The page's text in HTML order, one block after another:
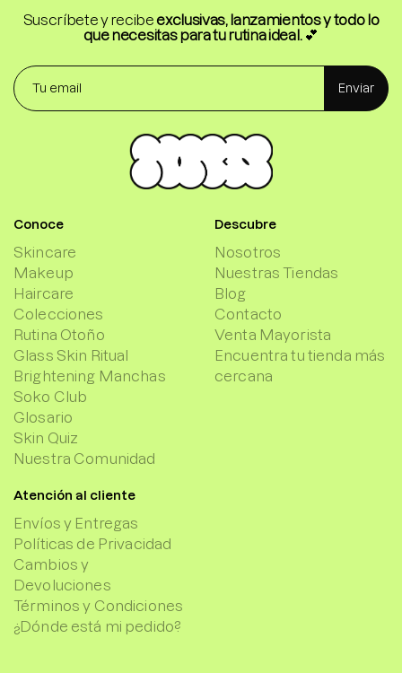
Suscríbete y recibeexclusivas, lanzamientos y todo lo
que necesitas para tu rutina ideal.💕
Enviar
Conoce
Skincare
Makeup
Haircare
Colecciones
Rutina Otoño
Glass Skin Ritual
Brightening Manchas
Soko Club
Glosario
Skin Quiz
Nuestra Comunidad
Descubre
Nosotros
Nuestras Tiendas
Blog
Contacto
Venta Mayorista
Encuentra tu tienda más
cercana
Atención al cliente
Envíos y Entregas
Políticas de Privacidad
Cambios y
Devoluciones
Términos y Condiciones
¿Dónde está mi pedido?